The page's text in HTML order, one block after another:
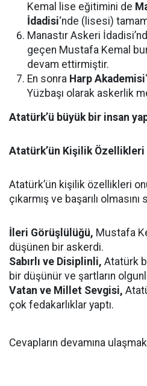
Kemal lise eğitimini de
İdadisi‘nde (lisesi)
Manastır Askeri
geçen Mustafa Kemal
devam ettirmiştir.
En sonra Harp Akademisi
Yüzbaşı olarak askerlik
Atatürk’ü büyük bir insan
Atatürk’ün Kişilik Özellikleri
Atatürk’ün kişilik özellikleri
çıkarmış ve başarılı olmasını
İleri Görüşlülüğü, Mustafa
düşünen bir askerdi.
Sabırlı ve Disiplinli, Atatürk
bir düşünür ve şartların
Vatan ve Millet Sevgisi,
çok fedakarlıklar yaptı.
Cevapların devamına